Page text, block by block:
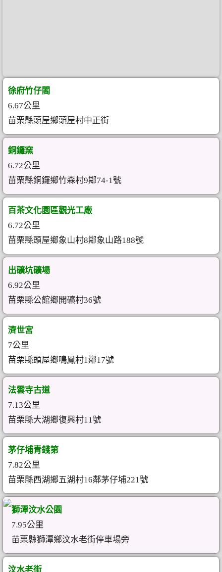
徐府竹仔閣
6.67公里
苗栗縣頭屋鄉頭屋村中正街
銅鑼窯
6.72公里
苗栗縣銅鑼鄉竹森村9鄰74-1號
百茶文化園區觀光工廠
6.72公里
苗栗縣頭屋鄉象山村8鄰象山路188號
出礦坑礦場
6.92公里
苗栗縣公館鄉開礦村36號
濟世宮
7公里
苗栗縣頭屋鄉鳴鳳村1鄰17號
法雲寺古道
7.13公里
苗栗縣大湖鄉復興村11號
茅仔埔青錢第
7.82公里
苗栗縣西湖鄉五湖村16鄰茅仔埔221號
獅潭汶水公園
7.95公里
苗栗縣獅潭鄉汶水老街停車場旁
汶水老街